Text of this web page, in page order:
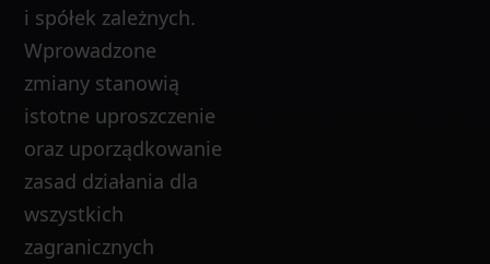
i spółek zależnych.
Wprowadzone
zmiany stanowią
istotne uproszczenie
oraz uporządkowanie
zasad działania dla
wszystkich
zagranicznych